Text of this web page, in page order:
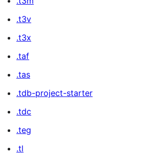
.t3v
.t3x
.taf
.tas
.tdb-project-starter
.tdc
.teg
.tl